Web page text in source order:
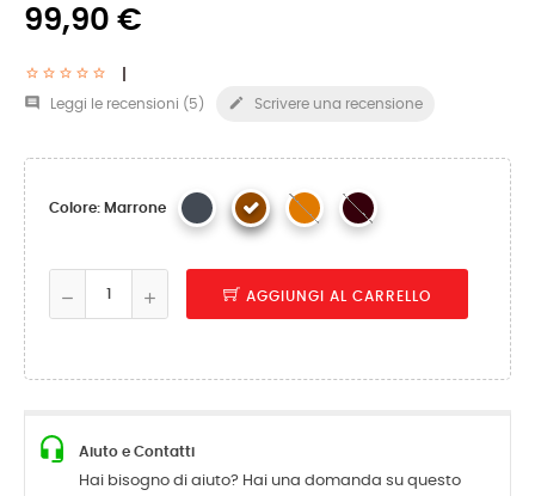
99,90 €
 Leggi le recensioni (5 )  Scrivere una recensione
Colore: Marrone
AGGIUNGI AL CARRELLO
Aiuto e Contatti
Hai bisogno di aiuto? Hai una domanda su questo